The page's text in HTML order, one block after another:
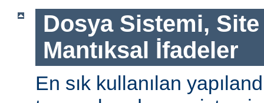
Dosya Sistemi, Site
Mantıksal İfadeler
En sık kullanılan